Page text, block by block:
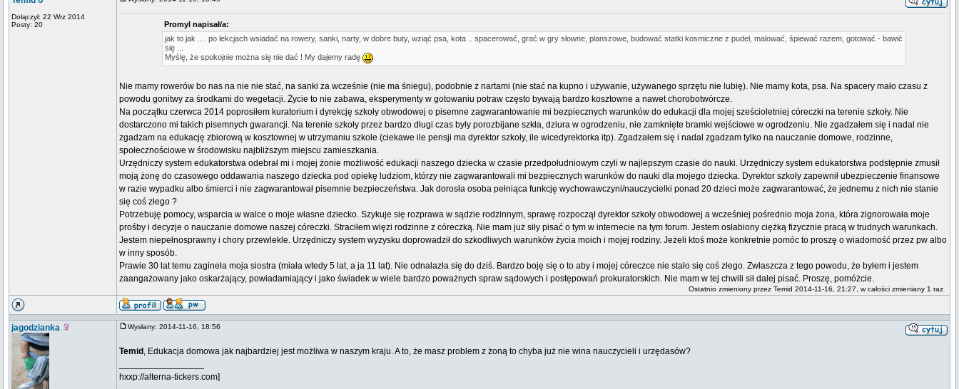
Dołączył: 22 Wrz 2014
Posty: 20
Promyl napisał/a:
jak to jak .... po lekcjach wsiadać na rowery, sanki, narty, w dobre buty, wziąć psa, kota .. spacerować, grać w gry słowne, planszowe, budować statki kosmiczne z pudeł, malować, śpiewać razem, gotować - bawić
się ...
Myślę, że spokojnie można się nie dać ! My dajemy radę
Nie mamy rowerów bo nas na nie nie stać, na sanki za wcześnie (nie ma śniegu), podobnie z nartami (nie stać na kupno i używanie, używanego sprzętu nie lubię). Nie mamy kota, psa. Na spacery mało czasu z
powodu gonitwy za środkami do wegetacji. Życie to nie zabawa, eksperymenty w gotowaniu potraw często bywają bardzo kosztowne a nawet chorobotwórcze.
Na początku czerwca 2014 poprosiłem kuratorium i dyrekcję szkoły obwodowej o pisemne zagwarantowanie mi bezpiecznych warunków do edukacji dla mojej sześcioletniej córeczki na terenie szkoły. Nie
dostarczono mi takich pisemnych gwarancji. Na terenie szkoły przez bardzo długi czas były porozbijane szkła, dziura w ogrodzeniu, nie zamknięte bramki wejściowe w ogrodzeniu. Nie zgadzałem się i nadal nie
zgadzam na edukację zbiorową w kosztownej w utrzymaniu szkole (ciekawe ile pensji ma dyrektor szkoły, ile wicedyrektorka itp). Zgadzałem się i nadal zgadzam tylko na nauczanie domowe, rodzinne,
społecznościowe w środowisku najbliższym miejscu zamieszkania.
Urzędniczy system edukatorstwa odebrał mi i mojej żonie możliwość edukacji naszego dziecka w czasie przedpołudniowym czyli w najlepszym czasie do nauki. Urzędniczy system edukatorstwa podstępnie zmusił
moją żonę do czasowego oddawania naszego dziecka pod opiekę ludziom, którzy nie zagwarantowali mi bezpiecznych warunków do nauki dla mojego dziecka. Dyrektor szkoły zapewnił ubezpieczenie finansowe
w razie wypadku albo śmierci i nie zagwarantował pisemnie bezpieczeństwa. Jak dorosła osoba pełniąca funkcję wychowawczyni/nauczycielki ponad 20 dzieci może zagwarantować, że jednemu z nich nie stanie
się coś złego ?
Potrzebuję pomocy, wsparcia w walce o moje własne dziecko. Szykuje się rozprawa w sądzie rodzinnym, sprawę rozpoczął dyrektor szkoły obwodowej a wcześniej pośrednio moja żona, która zignorowała moje
prośby i decyzje o nauczanie domowe naszej córeczki. Straciłem więzi rodzinne z córeczką. Nie mam już siły pisać o tym w internecie na tym forum. Jestem osłabiony ciężką fizycznie pracą w trudnych warunkach.
Jestem niepełnosprawny i chory przewlekle. Urzędniczy system wyzysku doprowadził do szkodliwych warunków życia moich i mojej rodziny. Jeżeli ktoś może konkretnie pomóc to proszę o wiadomość przez pw albo
w inny sposób.
Prawie 30 lat temu zagineła moja siostra (miała wtedy 5 lat, a ja 11 lat). Nie odnalazła się do dziś. Bardzo boję się o to aby i mojej córeczce nie stało się coś złego. Zwłaszcza z tego powodu, że byłem i jestem
zaangażowany jako oskarżający, powiadamiający i jako świadek w wiele bardzo poważnych spraw sądowych i postępowań prokuratorskich. Nie mam w tej chwili sił dalej pisać. Proszę, pomóżcie.
Ostatnio zmieniony przez Temid 2014-11-16, 21:27, w całości zmieniany 1 raz
jagodzianka Wysłany: 2014-11-16, 18:56
Temid , Edukacja domowa jak najbardziej jest możliwa w naszym kraju. A to, że masz problem z żoną to chyba już nie wina nauczycieli i urzędasów?
hxxp://alterna-tickers.com]